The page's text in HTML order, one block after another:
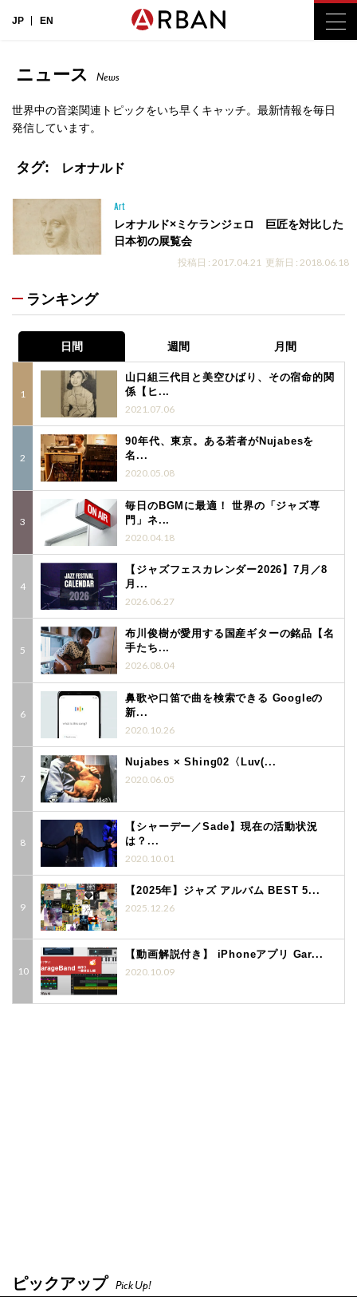
JP EN
ニュース News
世界中の音楽関連トピックをいち早くキャッチ。最新情報を毎日
発信しています。
タグ: レオナルド
Art
レオナルド×ミケランジェロ 巨匠を対比した
日本初の展覧会
投稿日 : 2017.04.21 更新日 : 2018.06.18
ランキング
日間 週間 月間
山口組三代目と美空ひばり、その宿命的関
係【ヒ...
2021.07.06
90年代、東京。ある若者がNujabesを
名...
2020.05.08
毎日のBGMに最適！ 世界の「ジャズ専
門」ネ...
2020.04.18
【ジャズフェスカレンダー2026】7月／8
月...
2026.06.27
布川俊樹が愛用する国産ギターの銘品【名
手たち...
2026.08.04
鼻歌や口笛で曲を検索できる Googleの
新...
2020.10.26
Nujabes × Shing02〈Luv(...
2020.06.05
【シャーデー／Sade】現在の活動状況
は？...
2020.10.01
【2025年】ジャズ アルバム BEST 5...
2025.12.26
【動画解説付き】 iPhoneアプリ Gar...
2020.10.09
ピックアップ Pick Up!